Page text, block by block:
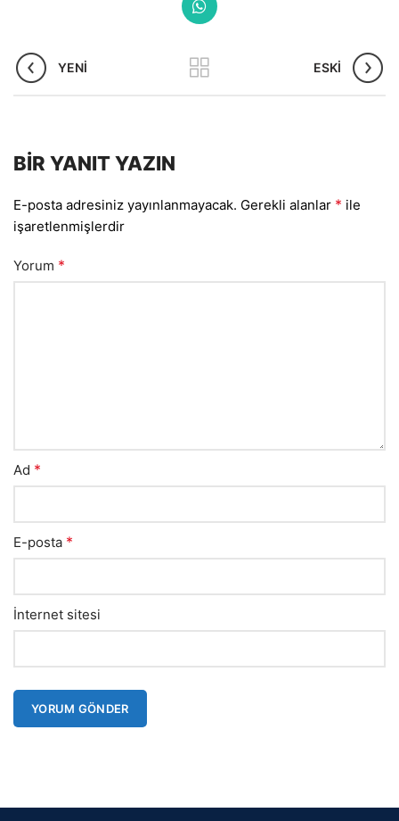
YENI ESKI
BIR YANIT YAZIN
E-posta adresiniz yayınlanmayacak. Gerekli alanlar * ile
işaretlenmişlerdir
Yorum *
Ad *
E-posta *
İnternet sitesi